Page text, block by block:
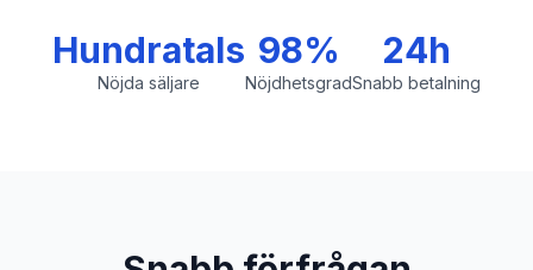
Hundratals
Nöjda säljare
98%
Nöjdhetsgrad
24h
Snabb betalning